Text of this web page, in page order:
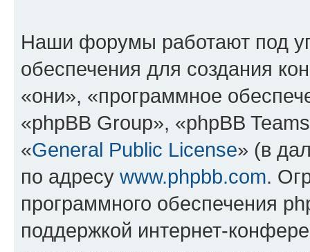
Наши форумы работают под
обеспечения для создания
«они», «программное
«phpBB Group», «phpBB
«General Public License» (в
по адресу www.phpbb.com.
программного обеспечения
поддержкой интернет-